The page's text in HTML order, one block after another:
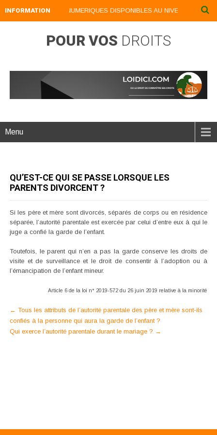
INFORMATION
NOS LIVRES NUMERIQUES DISPONIBLES AU NIVEAU DU
POUR VOS DROITS
Menu
QU’EST-CE QUI SE PASSE LORSQUE LES
PARENTS DIVORCENT ?
Si les père et mère sont divorcés, séparés de corps ou en résidence
séparée, l’autorité parentale est exercée par celui d’entre eux à qui le
juge a confié la garde de l’enfant.
Toutefois, le parent qui n’en a pas la garde conserve les droits de
visite et de surveillance et le droit de consentir à l’adoption ou à
l’émancipation de l’enfant mineur.
Article 6 de la loi n° 2019-572 du 26 juin 2019 relative à la minorité
Post
navigation
← Tous les attributs de l’autorité parentale des père et mère sont-ils
confiés à la personne qui aura la garde de l’enfant ?
Qui exerce l’autorité parentale durant le mariage ? →